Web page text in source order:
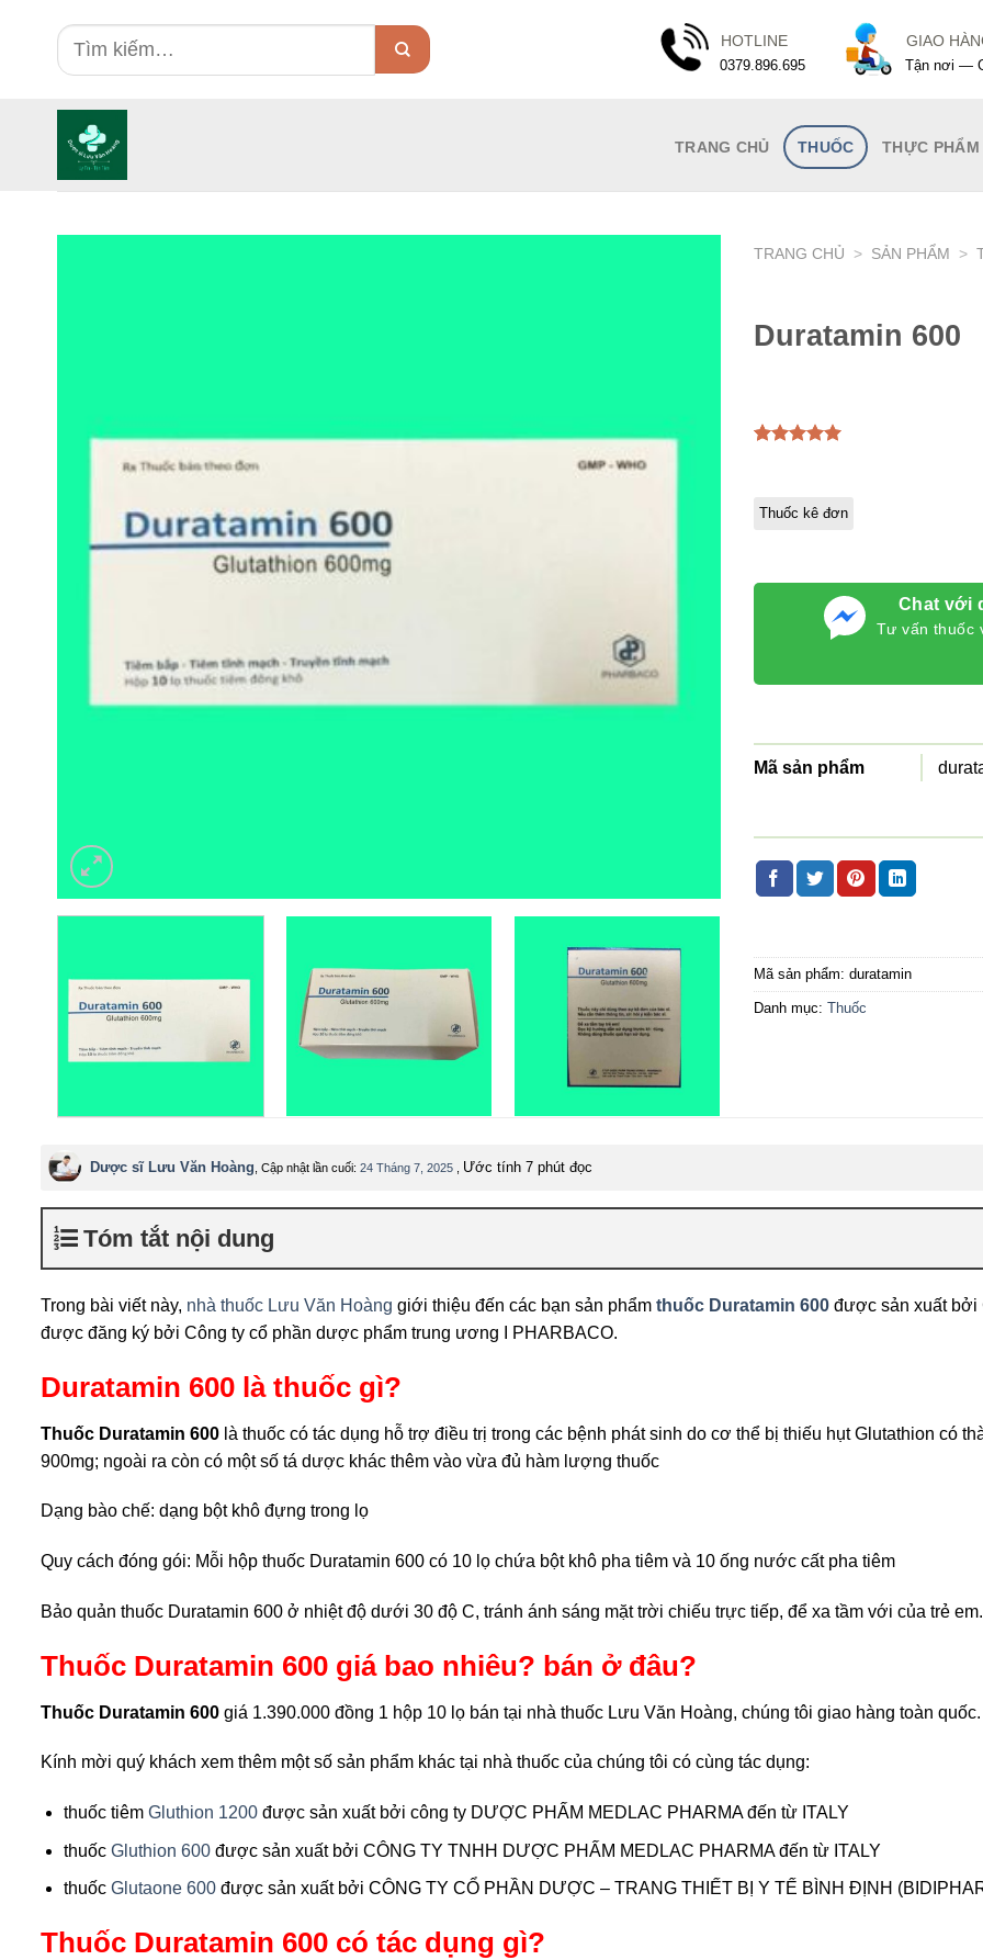
Tìm
HOTLINE
0379.896.695
GIAO
Tận nơi —
TRANG CHỦ THUỐC THỰC
TRANG CHỦ > SẢN PHẨM >
Chat với
Tư vấn thuốc
Duratamin 600
Thuốc kê đơn
Mã sản phẩm
Mã sản phẩm: duratamin
Danh mục: Thuốc
Dược sĩ Lưu Văn Hoàng , Cập nhật lần cuối: 24 Tháng 7, 2025 Ước tính 7 phút đọc
Tóm tắt nội dung
Trong bài viết này, nhà thuốc Lưu Văn Hoàng giới thiệu đến các bạn sản phẩm thuốc Duratamin 600 được sản xuất bởi
được đăng ký bởi Công ty cổ phần dược phẩm trung ương I PHARBACO.
Duratamin 600 là thuốc gì?
Thuốc Duratamin 600 là thuốc có tác dụng hỗ trợ điều trị trong các bệnh phát sinh do cơ thể bị thiếu hụt Glutathion có
900mg; ngoài ra còn có một số tá dược khác thêm vào vừa đủ hàm lượng thuốc
Dạng bào chế: dạng bột khô đựng trong lọ
Quy cách đóng gói: Mỗi hộp thuốc Duratamin 600 có 10 lọ chứa bột khô pha tiêm và 10 ống nước cất pha tiêm
Bảo quản thuốc Duratamin 600 ở nhiệt độ dưới 30 độ C, tránh ánh sáng mặt trời chiếu trực tiếp, để xa tầm với của trẻ em.
Thuốc Duratamin 600 giá bao nhiêu? bán ở đâu?
Thuốc Duratamin 600 giá 1.390.000 đồng 1 hộp 10 lọ bán tại nhà thuốc Lưu Văn Hoàng, chúng tôi giao hàng toàn quốc.
Kính mời quý khách xem thêm một số sản phẩm khác tại nhà thuốc của chúng tôi có cùng tác dụng:
thuốc tiêm Gluthion 1200được sản xuất bởi công ty DƯỢC PHẤM MEDLAC PHARMA đến từ ITALY
thuốc Gluthion 600được sản xuất bởi CÔNG TY TNHH DƯỢC PHẤM MEDLAC PHARMA đến từ ITALY
thuốc Glutaone 600được sản xuất bởi CÔNG TY CỔ PHẦN DƯỢC – TRANG THIẾT BỊ Y TẾ BÌNH ĐỊNH
Thuốc Duratamin 600 có tác dụng gì?